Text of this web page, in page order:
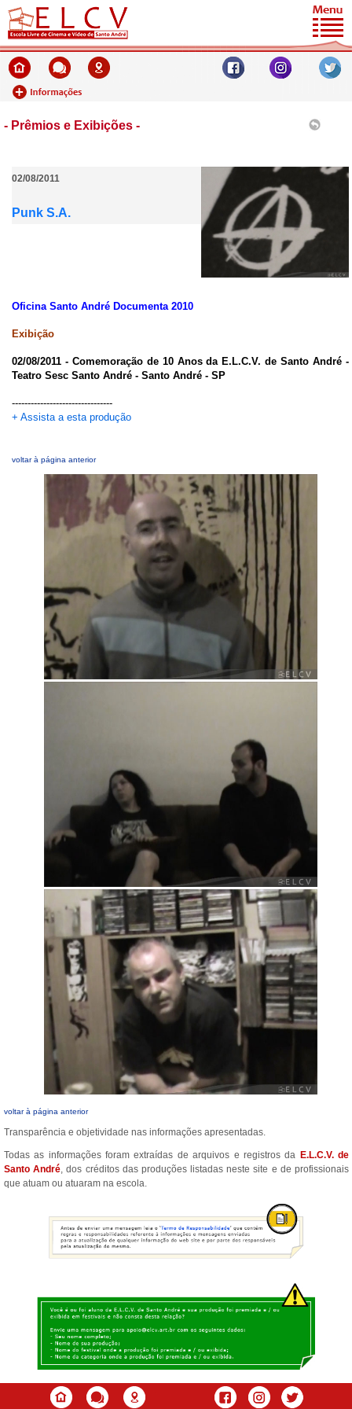
- Prêmios e Exibições -
02/08/2011
Punk S.A.
Oficina Santo André Documenta 2010
Exibição
02/08/2011 - Comemoração de 10 Anos da E.L.C.V. de Santo André -
Teatro Sesc Santo André - Santo André - SP
--------------------------------
+ Assista a esta produção
voltar à página anterior
voltar à página anterior
Transparência e objetividade nas informações apresentadas.
Todas as informações foram extraídas de arquivos e registros da E.L.C.V. de
Santo André , dos créditos das produções listadas neste site e de profissionais
que atuam ou atuaram na escola.